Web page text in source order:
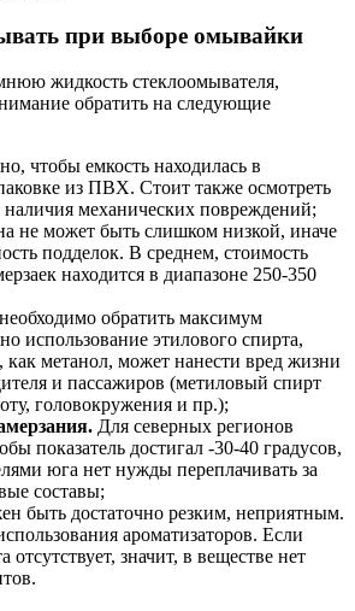
при выборе омывайки
жидкость стеклоомывателя,
обратить на следующие
чтобы емкость находилась в
из ПВХ. Стоит также осмотреть
механических повреждений;
не может быть слишком низкой, иначе
подделок. В среднем, стоимость
находится в диапазоне 250-350
обратить максимум
использование этилового спирта,
как метанол, может нанести вред жизни
и пассажиров (метиловый спирт
головокружения и пр.);
Для северных регионов
показатель достигал -30-40 градусов,
юга нет нужды переплачивать за
составы;
быть достаточно резким, неприятным.
ароматизаторов. Если
отсутствует, значит, в веществе нет